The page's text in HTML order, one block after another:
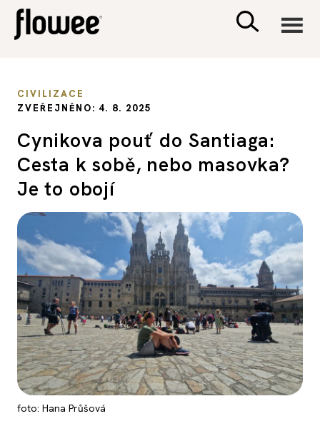
PSYCHOLOGIE
SEX A VZTAHY
PORADNA
CIVILIZACE
ZVEŘEJNĚNO: 4. 8. 2025
Cynikova pouť do Santiaga:
Cesta k sobě, nebo masovka?
Je to obojí
foto: Hana Průšová